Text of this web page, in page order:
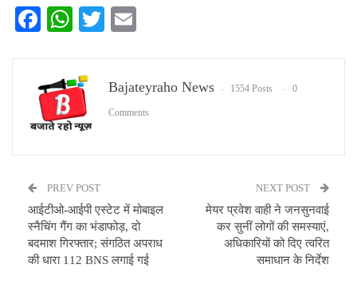
Facebook
WhatsApp
Twitter
Bajateyraho News 1554 Posts 0
Comments
PREV POST
आईटीओ-आईपी एस्टेट में मोबाइल
स्नैचिंग गैंग का भंडाफोड़, दो
बदमाश गिरफ्तार; संगठित अपराध
की धारा 112 BNS लगाई गई
NEXT POST
मेयर प्रवेश वाही ने जनसुनवाई
कर सुनीं लोगों की समस्याएं,
अधिकारियों को दिए त्वरित
समाधान के निर्देश